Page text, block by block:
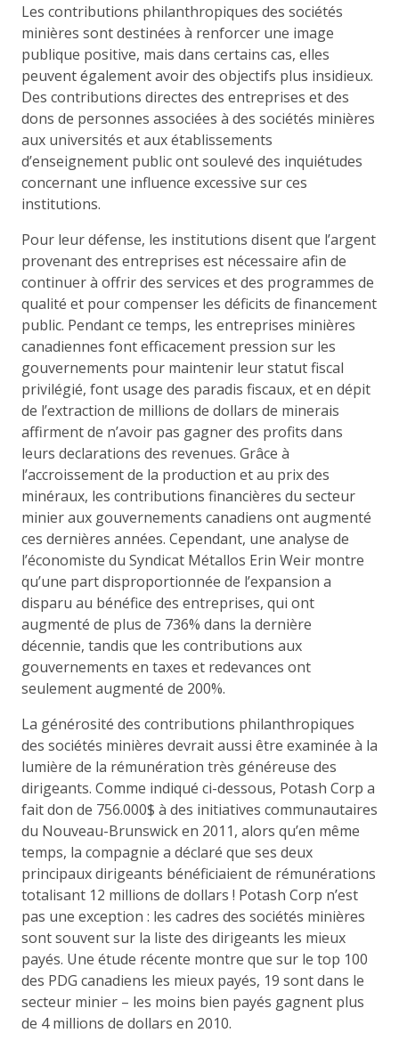
Les contributions philanthropiques des sociétés
minières sont destinées à renforcer une image
publique positive, mais dans certains cas, elles
peuvent également avoir des objectifs plus insidieux.
Des contributions directes des entreprises et des
dons de personnes associées à des sociétés minières
aux universités et aux établissements
d’enseignement public ont soulevé des inquiétudes
concernant une influence excessive sur ces
institutions.
Pour leur défense, les institutions disent que l’argent
provenant des entreprises est nécessaire afin de
continuer à offrir des services et des programmes de
qualité et pour compenser les déficits de financement
public. Pendant ce temps, les entreprises minières
canadiennes font efficacement pression sur les
gouvernements pour maintenir leur statut fiscal
privilégié, font usage des paradis fiscaux, et en dépit
de l’extraction de millions de dollars de minerais
affirment de n’avoir pas gagner des profits dans
leurs declarations des revenues. Grâce à
l’accroissement de la production et au prix des
minéraux, les contributions financières du secteur
minier aux gouvernements canadiens ont augmenté
ces dernières années. Cependant, une analyse de
l’économiste du Syndicat Métallos Erin Weir montre
qu’une part disproportionnée de l’expansion a
disparu au bénéfice des entreprises, qui ont
augmenté de plus de 736% dans la dernière
décennie, tandis que les contributions aux
gouvernements en taxes et redevances ont
seulement augmenté de 200%.
La générosité des contributions philanthropiques
des sociétés minières devrait aussi être examinée à la
lumière de la rémunération très généreuse des
dirigeants. Comme indiqué ci-dessous, Potash Corp a
fait don de 756.000$ à des initiatives communautaires
du Nouveau-Brunswick en 2011, alors qu’en même
temps, la compagnie a déclaré que ses deux
principaux dirigeants bénéficiaient de rémunérations
totalisant 12 millions de dollars ! Potash Corp n’est
pas une exception : les cadres des sociétés minières
sont souvent sur la liste des dirigeants les mieux
payés. Une étude récente montre que sur le top 100
des PDG canadiens les mieux payés, 19 sont dans le
secteur minier – les moins bien payés gagnent plus
de 4 millions de dollars en 2010.